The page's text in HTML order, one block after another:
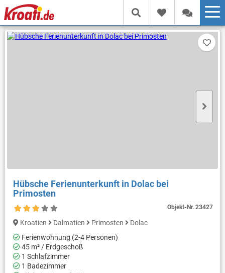
Hübsche Ferienunterkunft in Dolac bei
Primosten
Objekt-Nr.23427
Kroatien Dalmatien Primosten
Dolac
Ferienwohnung (2-4 Personen)
45 m² / Erdgeschoß
1 Schlafzimmer
1 Badezimmer